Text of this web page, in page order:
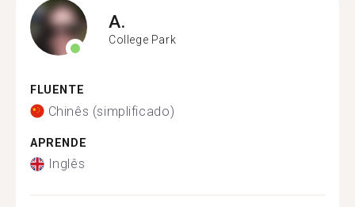
A.
College Park
FLUENTE
Chinês (simplificado)
APRENDE
Inglês